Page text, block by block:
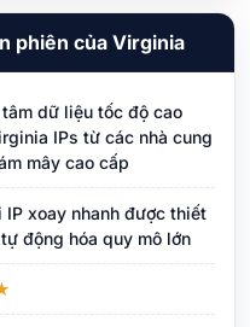
phiên của Virginia
tâm dữ liệu tốc độ cao
IPs từ các nhà cung
mây cao cấp
IP xoay nhanh được thiết
động hóa quy mô lớn